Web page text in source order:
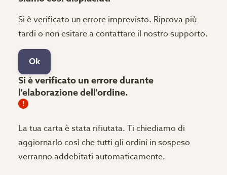
Si è verificato un errore imprevisto. Riprova più
tardi o non esitare a contattare il nostro supporto.
Ok
Si è verificato un errore durante
l'elaborazione dell'ordine.
La tua carta è stata rifiutata. Ti chiediamo di
aggiornarlo così che tutti gli ordini in sospeso
verranno addebitati automaticamente.